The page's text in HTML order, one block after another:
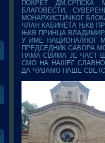
ПОКРЕТ ДМ,СРПСКА
БЛАГОВЕСТИ,
МОНАРХИСТИЧКОГ
ЧЛАН КАБИНЕТА ЊКВ
ЊКВ ПРИНЦА
У ИМЕ НАЦИОНАЛНОГ
ПРЕДСЕДНИК САБОРА
НАМА СВИМА ЈЕ ЧАСТ
СМО НА НАШЕГ
ДА ЧУВАМО НАШЕ